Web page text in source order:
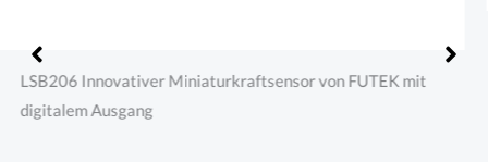
IAA105 digital konfigurierbarer analoger DMS Verstärker
IAA105 – FUTEK präsentiert den IAA105, einen digital